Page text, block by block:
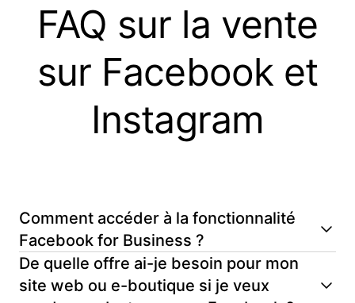
FAQ sur la vente
sur Facebook et
Instagram
Comment accéder à la fonctionnalité
Facebook for Business ?
Pour utiliser cette fonctionnalité, créez votre site
Jimdo et suivez les étapes décrites dans le lien ci-
dessous pour vendre et promouvoir vos produits ou
De quelle offre ai-je besoin pour mon
site web ou e-boutique si je veux